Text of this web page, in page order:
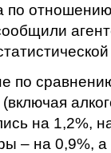
по
по
на 1,2%,
– на 0,9%,